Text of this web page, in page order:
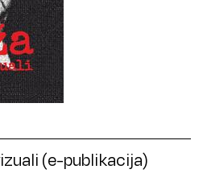
(e-publikacija)